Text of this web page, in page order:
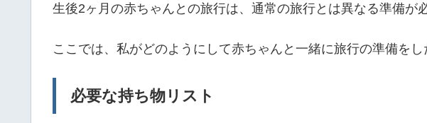
生後2ヶ月の赤ちゃんとの旅行は、通常の旅行とは異なる準備が
ここでは、私がどのようにして赤ちゃんと一緒に旅行の準備をし
必要な持ち物リスト